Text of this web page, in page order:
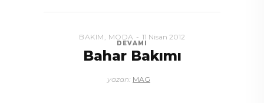
DEVAMI
BAKIM MODA 11 Nisan 2012
Bahar Bakımı
yazan: MAG